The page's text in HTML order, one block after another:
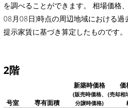
を調べることができます。 相場価格
08月08日)時点の周辺地域における過
提示家賃に基づき算定したものです。
2階
号室 専有面積
新築時価格
(販売時価格、
分譲時価格)
価
(売却相